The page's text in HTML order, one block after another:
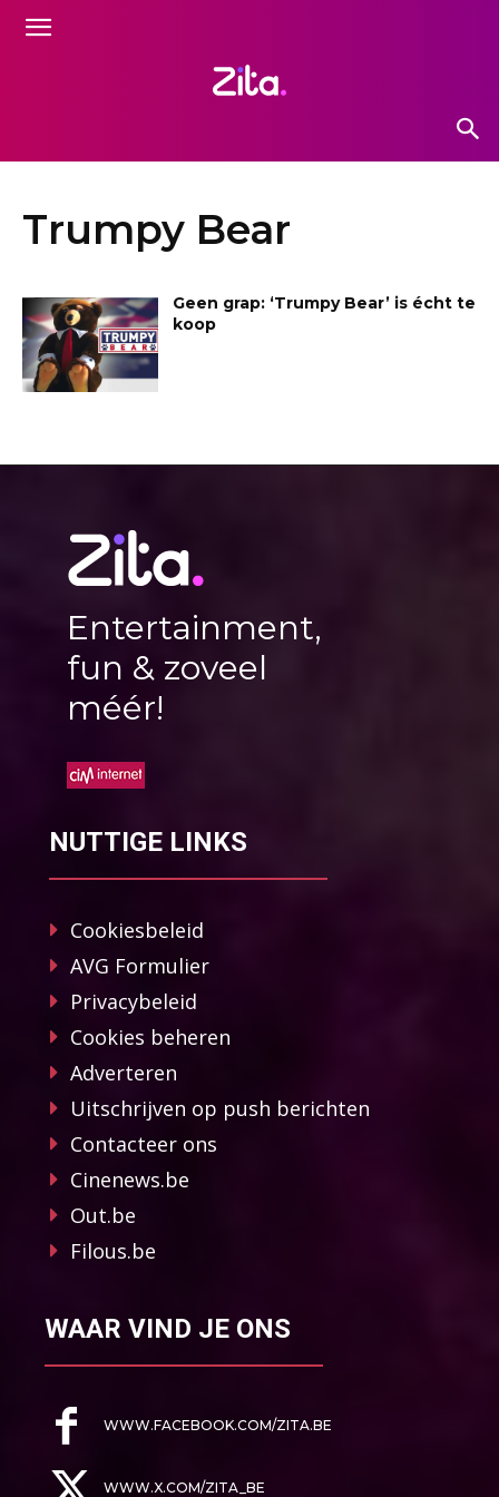
Trumpy Bear
Geen grap: ‘Trumpy Bear’ is écht te
koop
Entertainment,
fun & zoveel
méér!
NUTTIGE LINKS
Cookiesbeleid
AVG Formulier
Privacybeleid
Cookies beheren
Adverteren
Uitschrijven op push berichten
Contacteer ons
Cinenews.be
Out.be
Filous.be
WAAR VIND JE ONS
WWW.FACEBOOK.COM/ZITA.BE
WWW.X.COM/ZITA_BE